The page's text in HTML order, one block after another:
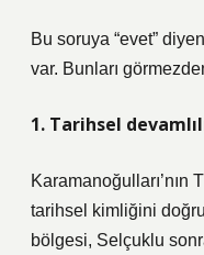
Bu soruya “evet”
var. Bunları
1. Tarihsel
Karamanoğulları’nın
tarihsel kimliğini
bölgesi, Selçuklu